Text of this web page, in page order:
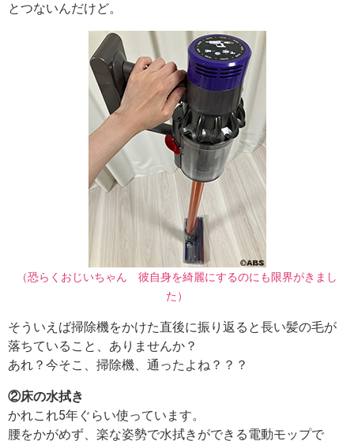
とつないんだけど。
（恐らくおじいちゃん 彼自身を綺麗にするのにも限界がきまし
た）
そういえば掃除機をかけた直後に振り返ると長い髪の毛が
落ちていること、ありませんか？
あれ？今そこ、掃除機、通ったよね？？？
②床の水拭き
かれこれ5年ぐらい使っています。
腰をかがめず、楽な姿勢で水拭きができる電動モップで